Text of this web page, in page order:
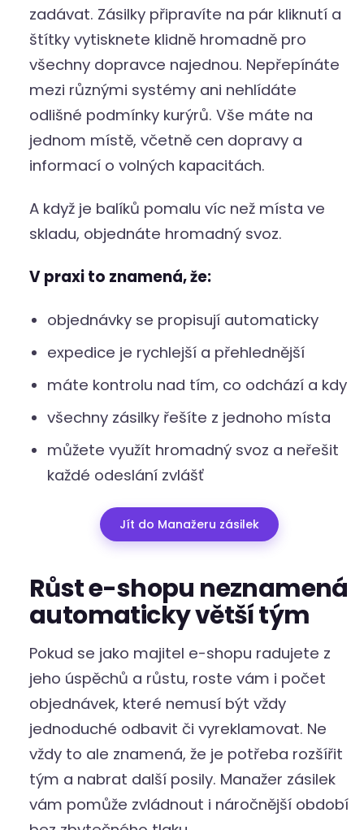
zadávat. Zásilky připravíte na pár kliknutí a
štítky vytisknete klidně hromadně pro
všechny dopravce najednou. Nepřepínáte
mezi různými systémy ani nehlídáte
odlišné podmínky kurýrů. Vše máte na
jednom místě, včetně cen dopravy a
informací o volných kapacitách.
A když je balíků pomalu víc než místa ve
skladu, objednáte hromadný svoz.
V praxi to znamená, že:
objednávky se propisují automaticky
expedice je rychlejší a přehlednější
máte kontrolu nad tím, co odchází a kdy
všechny zásilky řešíte z jednoho místa
můžete využít hromadný svoz a neřešit
každé odeslání zvlášť
Jít do Manažeru zásilek
Růst e-shopu neznamená
automaticky větší tým
Pokud se jako majitel e-shopu radujete z
jeho úspěchů a růstu, roste vám i počet
objednávek, které nemusí být vždy
jednoduché odbavit či vyreklamovat. Ne
vždy to ale znamená, že je potřeba rozšířit
tým a nabrat další posily. Manažer zásilek
vám pomůže zvládnout i náročnější období